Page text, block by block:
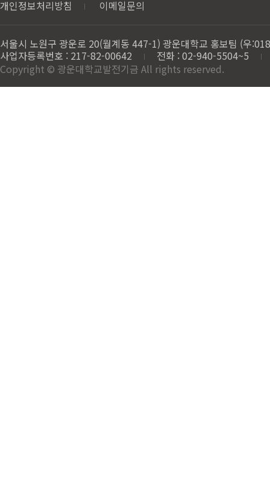
개인정보처리방침 이메일문의
서울시 노원구 광운로 20(월계동 447-1) 광운대학교 홍보팀 (우
사업자등록번호 : 217-82-00642
전화 : 02-940-5504~5
Copyright © 광운대학교발전기금 All rights reserved.